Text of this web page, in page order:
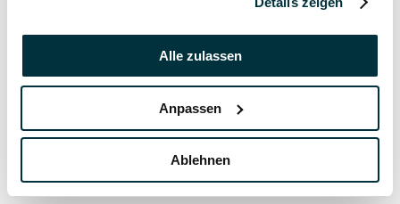
Alle zulassen
Anpassen
Ablehnen
Kaninchen beschäftigen: so bleibt der Alltag
Kaninchen
7 September 2021